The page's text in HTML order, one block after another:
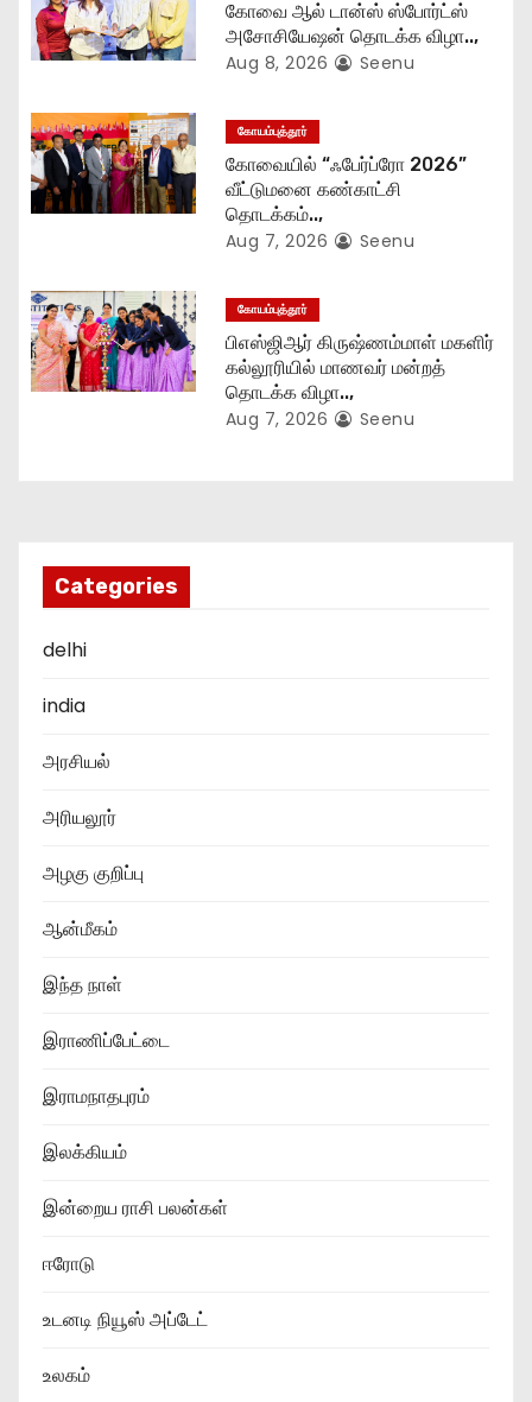
i
o
n
கோவை ஆல் டான்ஸ் ஸ்போர்ட்ஸ்
அசோசியேஷன் தொடக்க விழா..,
Aug 8, 2026 Seenu
கோயம்புத்தூர்
கோவையில் “ஃபேர்ப்ரோ 2026”
வீட்டுமனை கண்காட்சி
தொடக்கம்..,
Aug 7, 2026 Seenu
கோயம்புத்தூர்
பிஎஸ்ஜிஆர் கிருஷ்ணம்மாள் மகளிர்
கல்லூரியில் மாணவர் மன்றத்
தொடக்க விழா..,
Aug 7, 2026 Seenu
Categories
delhi
india
அரசியல்
அரியலூர்
அழகு குறிப்பு
ஆன்மீகம்
இந்த நாள்
இராணிப்பேட்டை
இராமநாதபுரம்
இலக்கியம்
இன்றைய ராசி பலன்கள்
ஈரோடு
உடனடி நியூஸ் அப்டேட்
உலகம்